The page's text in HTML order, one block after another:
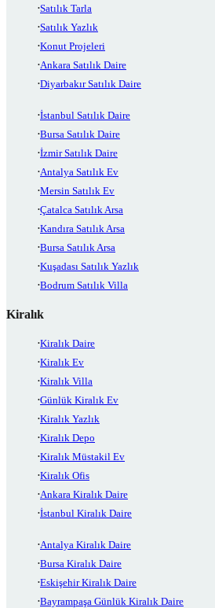
Satılık Tarla
Satılık Yazlık
Konut Projeleri
Ankara Satılık Daire
Diyarbakır Satılık Daire
İstanbul Satılık Daire
Bursa Satılık Daire
İzmir Satılık Daire
Antalya Satılık Ev
Mersin Satılık Ev
Çatalca Satılık Arsa
Kandıra Satılık Arsa
Bursa Satılık Arsa
Kuşadası Satılık Yazlık
Bodrum Satılık Villa
Kiralık
Kiralık Daire
Kiralık Ev
Kiralık Villa
Günlük Kiralık Ev
Kiralık Yazlık
Kiralık Depo
Kiralık Müstakil Ev
Kiralık Ofis
Ankara Kiralık Daire
İstanbul Kiralık Daire
Antalya Kiralık Daire
Bursa Kiralık Daire
Eskişehir Kiralık Daire
Bayrampaşa Günlük Kiralık Daire